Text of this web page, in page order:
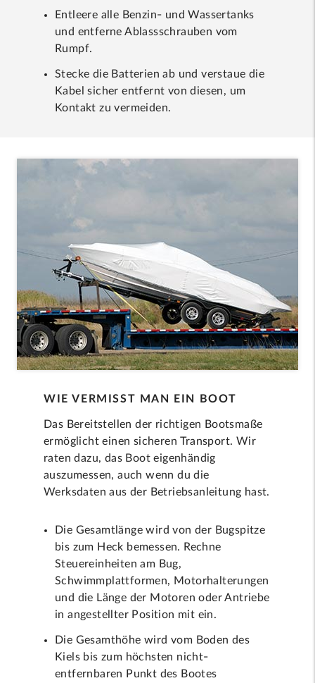
Entleere alle Benzin- und Wassertanks
und entferne Ablassschrauben vom
Rumpf.
Stecke die Batterien ab und verstaue die
Kabel sicher entfernt von diesen, um
Kontakt zu vermeiden.
WIE VERMISST MAN EIN BOOT
Das Bereitstellen der richtigen Bootsmaße
ermöglicht einen sicheren Transport. Wir
raten dazu, das Boot eigenhändig
auszumessen, auch wenn du die
Werksdaten aus der Betriebsanleitung hast.
Die Gesamtlänge wird von der Bugspitze
bis zum Heck bemessen. Rechne
Steuereinheiten am Bug,
Schwimmplattformen, Motorhalterungen
und die Länge der Motoren oder Antriebe
in angestellter Position mit ein.
Die Gesamthöhe wird vom Boden des
Kiels bis zum höchsten nicht-
entfernbaren Punkt des Bootes